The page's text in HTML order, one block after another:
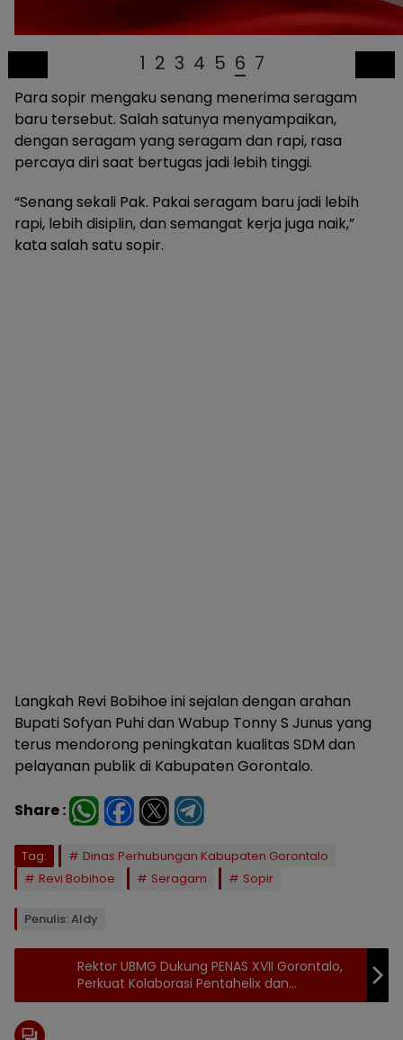
1 2 3 4 5 6 7
Para sopir mengaku senang menerima seragam
baru tersebut. Salah satunya menyampaikan,
dengan seragam yang seragam dan rapi, rasa
percaya diri saat bertugas jadi lebih tinggi.
“Senang sekali Pak. Pakai seragam baru jadi lebih
rapi, lebih disiplin, dan semangat kerja juga naik,”
kata salah satu sopir.
Langkah Revi Bobihoe ini sejalan dengan arahan
Bupati Sofyan Puhi dan Wabup Tonny S Junus yang
terus mendorong peningkatan kualitas SDM dan
pelayanan publik di Kabupaten Gorontalo.
Share :
Tag:
Dinas Perhubungan Kabupaten Gorontalo
Revi Bobihoe
Seragam Sopir
Penulis: Aldy
Rektor UBMG Dukung PENAS XVII Gorontalo,
Perkuat Kolaborasi Pentahelix dan
Pemerataan Pendidikan Tinggi